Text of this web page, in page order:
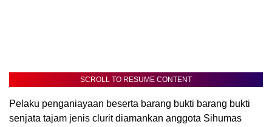
SCROLL TO RESUME CONTENT
Pelaku penganiayaan beserta barang bukti barang bukti
senjata tajam jenis clurit diamankan anggota Sihumas